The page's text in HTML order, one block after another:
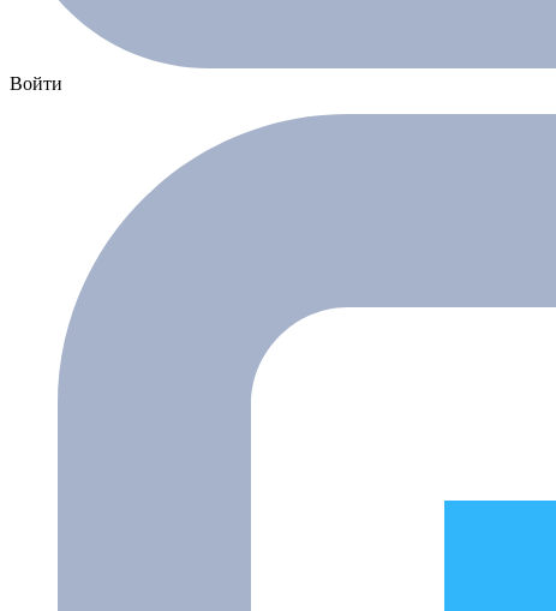
Войти